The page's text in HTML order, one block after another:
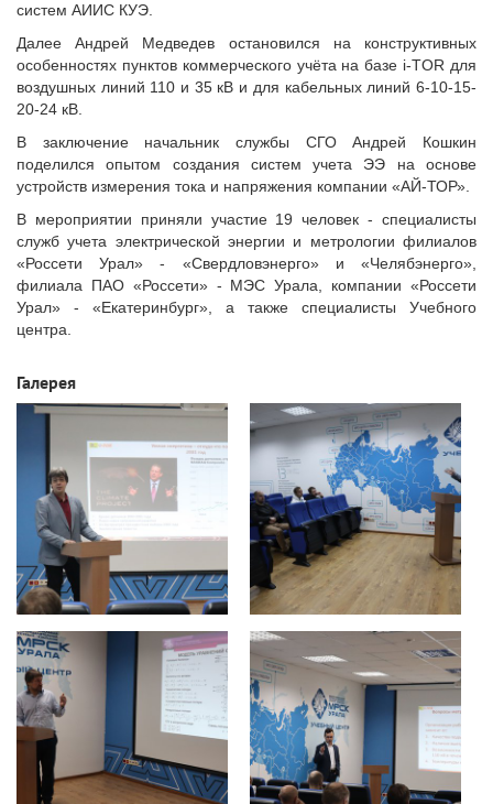
систем АИИС КУЭ.
Далее Андрей Медведев остановился на конструктивных
особенностях пунктов коммерческого учёта на базе i-TOR для
воздушных линий 110 и 35 кВ и для кабельных линий 6-10-15-
20-24 кВ.
В заключение начальник службы СГО Андрей Кошкин
поделился опытом создания систем учета ЭЭ на основе
устройств измерения тока и напряжения компании «АЙ-ТОР».
В мероприятии приняли участие 19 человек - специалисты
служб учета электрической энергии и метрологии филиалов
«Россети Урал» - «Свердловэнерго» и «Челябэнерго»,
филиала ПАО «Россети» - МЭС Урала, компании «Россети
Урал» - «Екатеринбург», а также специалисты Учебного
центра.
Галерея